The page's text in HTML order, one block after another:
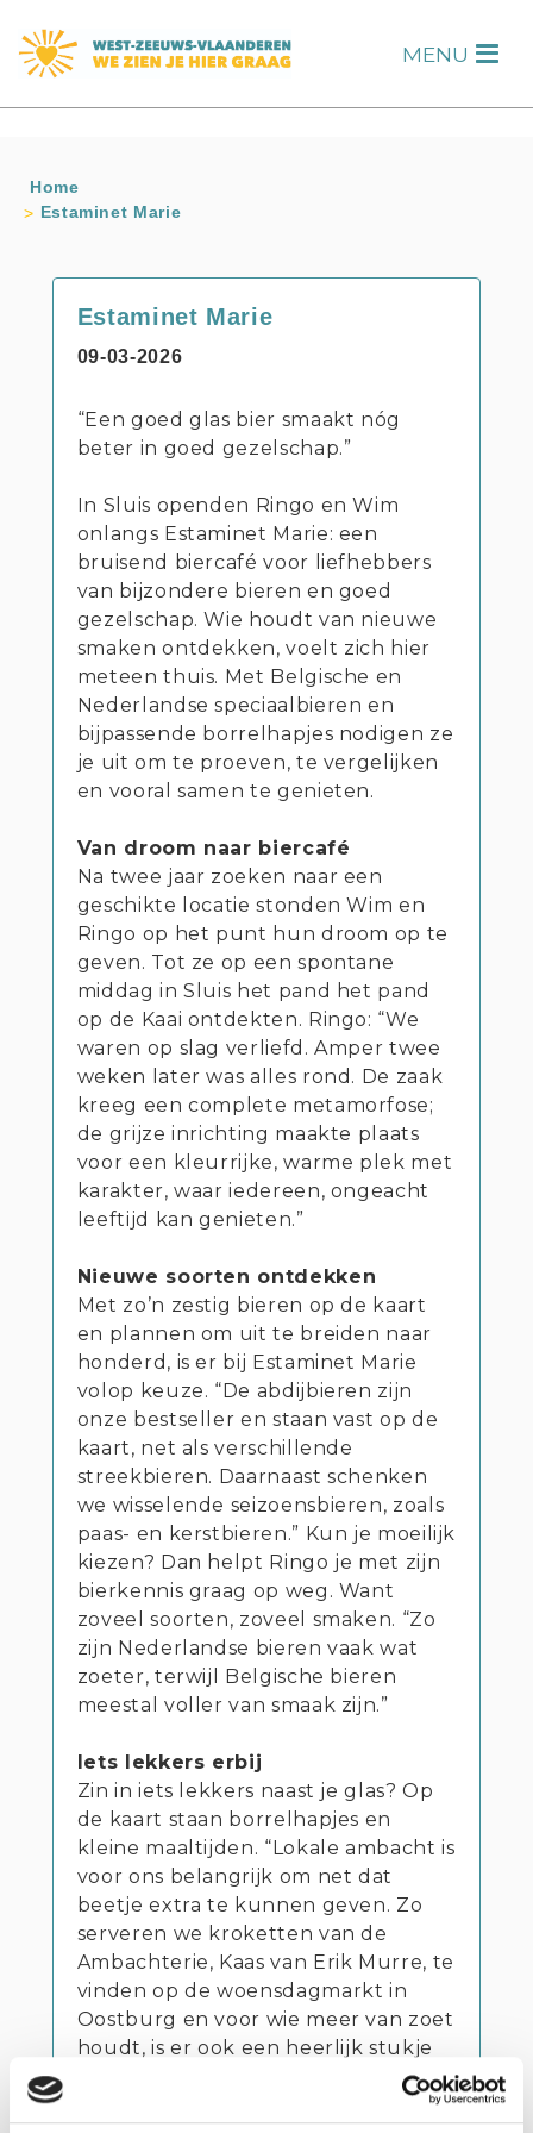
MENU H
Home
Estaminet Marie
Estaminet Marie
09-03-2026
“Een goed glas bier smaakt nóg
beter in goed gezelschap.”
In Sluis openden Ringo en Wim
onlangs Estaminet Marie: een
bruisend biercafé voor liefhebbers
van bijzondere bieren en goed
gezelschap. Wie houdt van nieuwe
smaken ontdekken, voelt zich hier
meteen thuis. Met Belgische en
Nederlandse speciaalbieren en
bijpassende borrelhapjes nodigen ze
je uit om te proeven, te vergelijken
en vooral samen te genieten.
Van droom naar biercafé
Na twee jaar zoeken naar een
geschikte locatie stonden Wim en
Ringo op het punt hun droom op te
geven. Tot ze op een spontane
middag in Sluis het pand het pand
op de Kaai ontdekten. Ringo: “We
waren op slag verliefd. Amper twee
weken later was alles rond. De zaak
kreeg een complete metamorfose;
de grijze inrichting maakte plaats
voor een kleurrijke, warme plek met
karakter, waar iedereen, ongeacht
leeftijd kan genieten.”
Nieuwe soorten ontdekken
Met zo’n zestig bieren op de kaart
en plannen om uit te breiden naar
honderd, is er bij Estaminet Marie
volop keuze. “De abdijbieren zijn
onze bestseller en staan vast op de
kaart, net als verschillende
streekbieren. Daarnaast schenken
we wisselende seizoensbieren, zoals
paas- en kerstbieren.” Kun je moeilijk
kiezen? Dan helpt Ringo je met zijn
bierkennis graag op weg. Want
zoveel soorten, zoveel smaken. “Zo
zijn Nederlandse bieren vaak wat
zoeter, terwijl Belgische bieren
meestal voller van smaak zijn.”
Iets lekkers erbij
Zin in iets lekkers naast je glas? Op
de kaart staan borrelhapjes en
kleine maaltijden. “Lokale ambacht is
voor ons belangrijk om net dat
beetje extra te kunnen geven. Zo
serveren we kroketten van de
Ambachterie, Kaas van Erik Murre, te
vinden op de woensdagmarkt in
Oostburg en voor wie meer van zoet
houdt, is er ook een heerlijk stukje